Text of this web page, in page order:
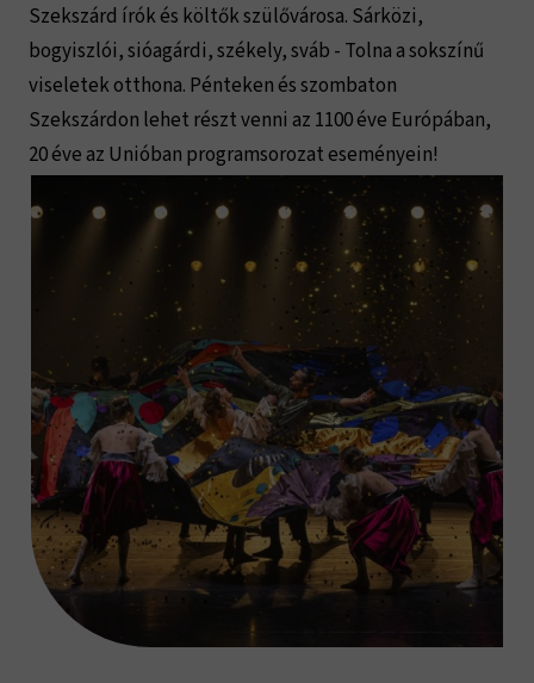
Szekszárd írók és költők szülővárosa. Sárközi,
bogyiszlói, sióagárdi, székely, sváb - Tolna a sokszínű
viseletek otthona. Pénteken és szombaton
Szekszárdon lehet részt venni az 1100 éve Európában,
20 éve az Unióban programsorozat eseményein!